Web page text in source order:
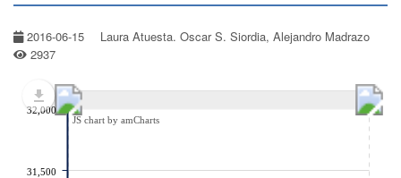
2016-06-15
Laura Atuesta. Oscar S. Siordia, Alejandro Madrazo
2937
31,500
32,000
JS chart by amCharts